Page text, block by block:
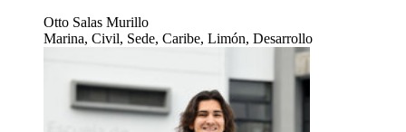
Otto Salas Murillo
Marina, Civil, Sede, Caribe, Limón, Desarrollo